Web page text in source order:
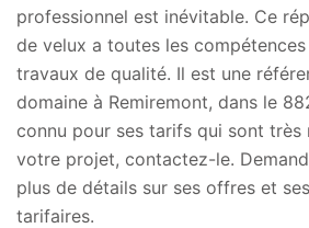
professionnel est inévitable. Ce
de velux a toutes les
travaux de qualité. Il est une
domaine à Remiremont, dans le
connu pour ses tarifs qui sont très
votre projet, contactez-le.
plus de détails sur ses offres et
tarifaires.